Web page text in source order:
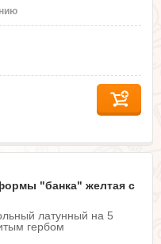
"банка" желтая с
латунный на 5
гербом